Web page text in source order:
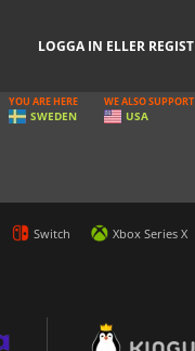
YOU ARE HERE
SWEDEN
WE ALSO SUPPORT
USA
Switch Xbox Series X